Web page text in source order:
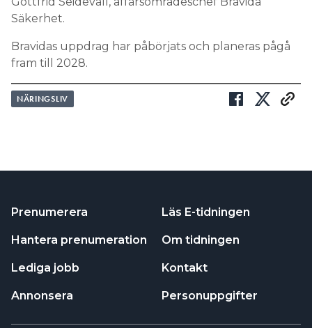
Säkerhet.
Bravidas uppdrag har påbörjats och planeras pågå
fram till 2028.
NÄRINGSLIV
Prenumerera
Hantera prenumeration
Lediga jobb
Annonsera
Läs E-tidningen
Om tidningen
Kontakt
Personuppgifter